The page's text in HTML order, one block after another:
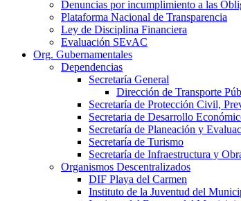
Denuncias por incumplimiento a las
Plataforma Nacional de Transparencia
Ley de Disciplina Financiera
Evaluación SEvAC
Org. Gubernamentales
Dependencias
Secretaría General
Dirección de Transporte
Secretaría de Protección Civil,
Secretaria de Desarrollo
Secretaría de Planeación y
Secretaría de Turismo
Secretaría de Infraestructura y
Organismos Descentralizados
DIF Playa del Carmen
Instituto de la Juventud del